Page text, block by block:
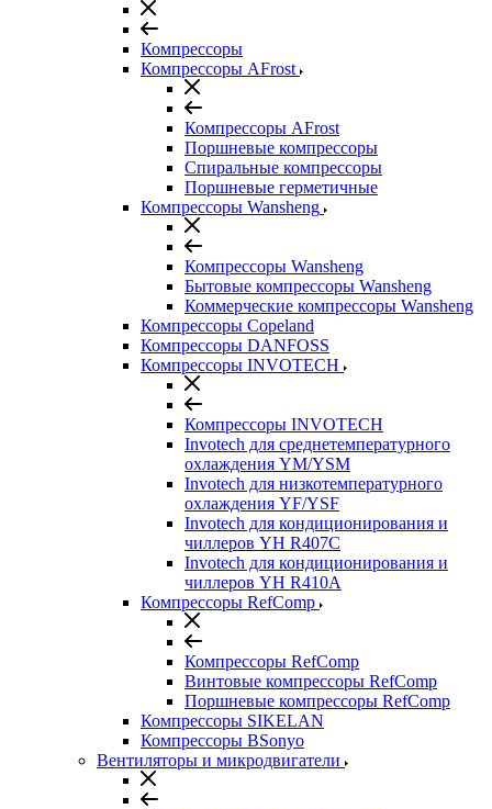
Компрессоры
Компрессоры AFrost
Компрессоры AFrost
Поршневые компрессоры
Спиральные компрессоры
Поршневые герметичные
Компрессоры Wansheng
Компрессоры Wansheng
Бытовые компрессоры Wansheng
Коммерческие компрессоры Wansheng
Компрессоры Copeland
Компрессоры DANFOSS
Компрессоры INVOTECH
Компрессоры INVOTECH
Invotech для среднетемпературного
охлаждения YM/YSM
Invotech для низкотемпературного
охлаждения YF/YSF
Invotech для кондиционирования и
чиллеров YH R407C
Invotech для кондиционирования и
чиллеров YH R410A
Компрессоры RefComp
Компрессоры RefComp
Винтовые компрессоры RefComp
Поршневые компрессоры RefComp
Компрессоры SIKELAN
Компрессоры BSonyo
Вентиляторы и микродвигатели